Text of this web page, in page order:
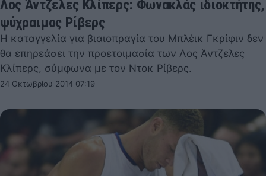
Λος Άντζελες Κλίπερς: Φωνακλάς ιδιοκτήτης,
ψύχραιμος Ρίβερς
Η καταγγελία για βιαιοπραγία του Μπλέικ Γκρίφιν δεν
θα επηρεάσει την προετοιμασία των Λος Άντζελες
Κλίπερς, σύμφωνα με τον Ντοκ Ρίβερς.
24 Οκτωβρίου 2014 07:19